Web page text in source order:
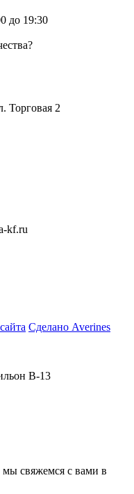
до 19:30
Торговая 2
kf.ru
Сделано Averines
В-13
свяжемся с вами в